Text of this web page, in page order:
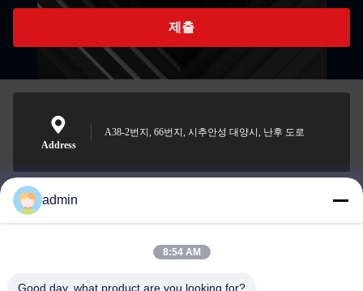
제출
Address
A38-2번지, 66번지, 시추안성 대양시, 난후 도로
Nero@enlaibio.com
admin
8:54 AM
Good day, what product are you looking for?